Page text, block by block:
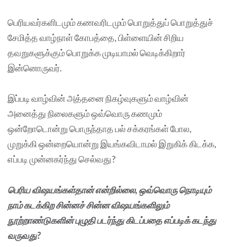
பெரியவர்களிடமும் கணவரிடமும் பொறுத்துப் பொறுத்துச்
சேமித்த வாழ்நாள் கோபத்தை, பிள்ளையின் சிறிய
தவறுகளுக்கும் பொறுக்க முடியாமல் வெடிக்கிறார்
இன்னொருவர்.
இப்படி வாழ்வின் அத்தனை நிகழ்வுகளும் வாழ்வின்
அனைத்து நிலைகளும் ஒவ்வொரு கணமும்
ஒன்றோடொன்று பொருந்தாத பல் சக்கரங்கள் போல,
முறுக்கி ஒன்றையொன்று இயங்கவிடாமல் இறுகிக் கிடக்க,
எப்படி முன்னகர்ந்து செல்வது?
பெரிய விஷயங்கள்தான் என்றில்லை, ஒவ்வொரு நொடியும்
நாம் கடக்கிற சின்னச் சின்ன விஷயங்களிலும்
நூற்றாண்டுகளின் புழுதி படர்ந்து கிடப்பதை எப்படிக் கடந்து
வருவது?